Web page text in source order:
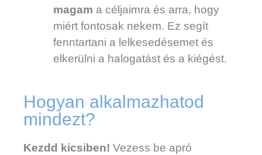
magam a céljaimra és arra, hogy
miért fontosak nekem. Ez segít
fenntartani a lelkesedésemet és
elkerülni a halogatást és a kiégést.
Hogyan alkalmazhatod
mindezt?
Kezdd kicsiben! Vezess be apró